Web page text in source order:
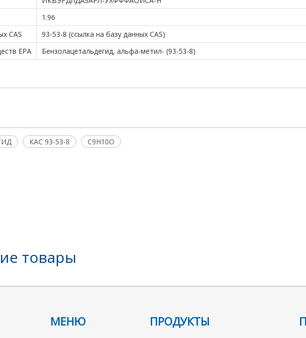
1.96
CAS
93-53-8 (ссылка на базу данных CAS)
EPA
Бензолацетальдегид, альфа-метил- (93-53-8)
КАС 93-53-8 C9H10O
товары
МЕНЮ ПРОДУКТЫ